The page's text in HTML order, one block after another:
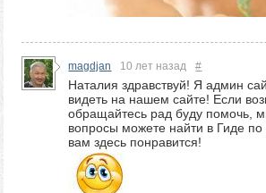
magdjan 10 лет назад #
Наталия здравствуй! Я админ
видеть на нашем сайте! Если
обращайтесь рад буду помочь,
вопросы можете найти в Гиде
вам здесь понравится!